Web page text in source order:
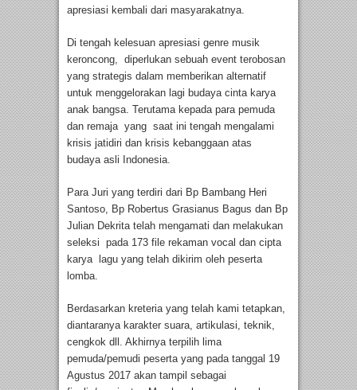
apresiasi kembali dari masyarakatnya.
Di tengah kelesuan apresiasi genre musik
keroncong, diperlukan sebuah event terobosan
yang strategis dalam memberikan alternatif
untuk menggelorakan lagi budaya cinta karya
anak bangsa. Terutama kepada para pemuda
dan remaja yang saat ini tengah mengalami
krisis jatidiri dan krisis kebanggaan atas
budaya asli Indonesia.
Para Juri yang terdiri dari Bp Bambang Heri
Santoso, Bp Robertus Grasianus Bagus dan Bp
Julian Dekrita telah mengamati dan melakukan
seleksi pada 173 file rekaman vocal dan cipta
karya lagu yang telah dikirim oleh peserta
lomba.
Berdasarkan kreteria yang telah kami tetapkan,
diantaranya karakter suara, artikulasi, teknik,
cengkok dll. Akhirnya terpilih lima
pemuda/pemudi peserta yang pada tanggal 19
Agustus 2017 akan tampil sebagai